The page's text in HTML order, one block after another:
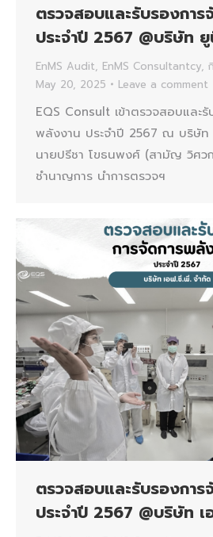
ตรวจสอบและรับรองกา
ประจำปี 2567 @บริษัท
EnMS Audit, EnMS Consultantcy,
May 20, 2025
Leave a comment
EQS Consult เข้าตรวจสอบและ
พลังงาน ประจำปี 2567 ณ บริษั
นายปรีชา โขธนพงศ์ (สามัญ วิศว
ชำนาญการ นำการตรวจฯ
ตรวจสอบและรับรองกา
ประจำปี 2567 @บริษัท